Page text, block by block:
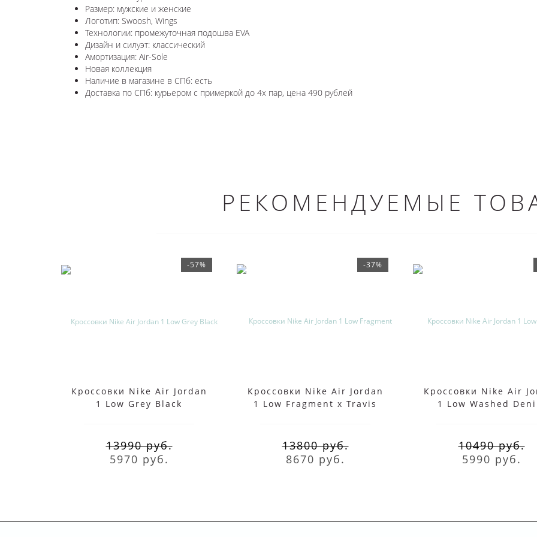
Размер: мужские и женские
Логотип: Swoosh, Wings
Технологии: промежуточная подошва EVA
Дизайн и силуэт: классический
Амортизация: Air-Sole
Новая коллекция
Наличие в магазине в СПб: есть
Доставка по СПб: курьером с примеркой до 4х пар, цена 490 рублей
РЕКОМЕНДУЕМЫЕ
-57%
Кроссовки Nike Air Jordan
1 Low Grey Black
13990 руб.
5970 руб.
-37%
Кроссовки Nike Air Jordan
1 Low Fragment x Travis
13800 руб.
8670 руб.
Кроссовки Nike Air
1 Low Washed
10490 руб.
5990 руб.